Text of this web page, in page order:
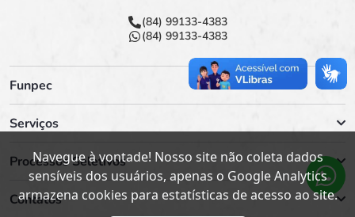
(84) 99133-4383
(84) 99133-4383
Funpec
Serviços
Processos Seletivos
Contatos
Navegue à vontade! Nosso site não coleta dados
sensíveis dos usuários, apenas o Google Analytics
armazena cookies para estatísticas de acesso ao site.